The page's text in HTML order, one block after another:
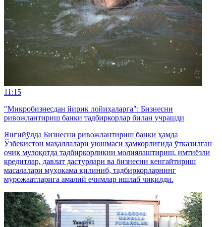
11:15
"Микробизнесдан йирик лойиҳаларга": Бизнесни
ривожлантириш банки тадбиркорлар билан учрашди
Янгийўлда Бизнесни ривожлантириш банки ҳамда
Ўзбекистон маҳаллалари уюшмаси ҳамкорлигида ўтказилган
очиқ мулоқотда тадбиркорликни молиялаштириш, имтиёзли
кредитлар, давлат дастурлари ва бизнесни кенгайтириш
масалалари муҳокама қилиниб, тадбиркорларнинг
мурожаатларига амалий ечимлар ишлаб чиқилди.